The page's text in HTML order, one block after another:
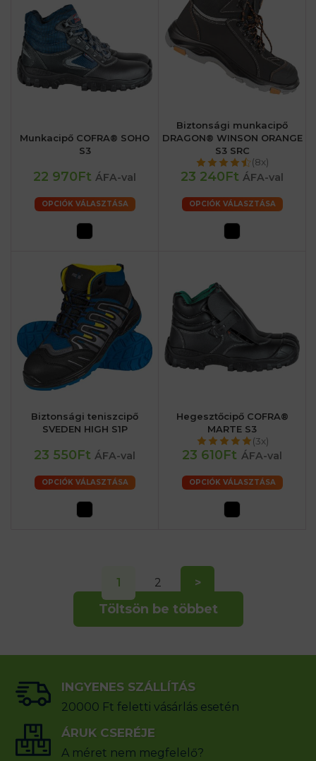
Munkacipő COFRA® SOHO
S3
22 970Ft ÁFA-val
OPCIÓK VÁLASZTÁSA
Biztonsági munkacipő
DRAGON® WINSON ORANGE
S3 SRC
(8x)
23 240Ft ÁFA-val
OPCIÓK VÁLASZTÁSA
Biztonsági teniszcipő
SVEDEN HIGH S1P
23 550Ft ÁFA-val
OPCIÓK VÁLASZTÁSA
Hegesztőcipő COFRA®
MARTE S3
(3x)
23 610Ft ÁFA-val
OPCIÓK VÁLASZTÁSA
Töltsön be többet
1 2 >
INGYENES SZÁLLÍTÁS
20000 Ft feletti vásárlás esetén
ÁRUK CSERÉJE
A méret nem megfelelő?